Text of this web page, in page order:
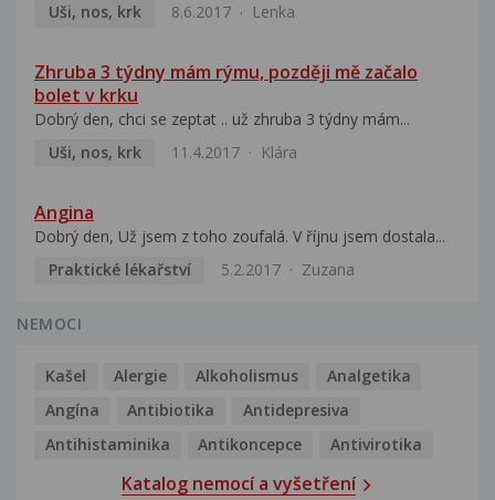
Uši, nos, krk
8.6.2017 Lenka
Zhruba 3 týdny mám rýmu, později mě začalo
bolet v krku
Dobrý den, chci se zeptat .. už zhruba 3 týdny mám...
Uši, nos, krk
11.4.2017 Klára
Angina
Dobrý den, Už jsem z toho zoufalá. V říjnu jsem dostala...
Praktické lékařství
5.2.2017 Zuzana
NEMOCI
Kašel Alergie Alkoholismus
Analgetika
Angína
Antibiotika
Antidepresiva
Antihistaminika
Antikoncepce Antivirotika
Katalog nemocí a vyšetření